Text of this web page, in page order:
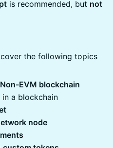
is recommended, but not
the following topics
Non-EVM blockchain
a blockchain
node